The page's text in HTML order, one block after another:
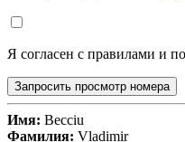
Я согласен с правилами и
Запросить просмотр номера
Имя: Becciu
Фамилия: Vladimir